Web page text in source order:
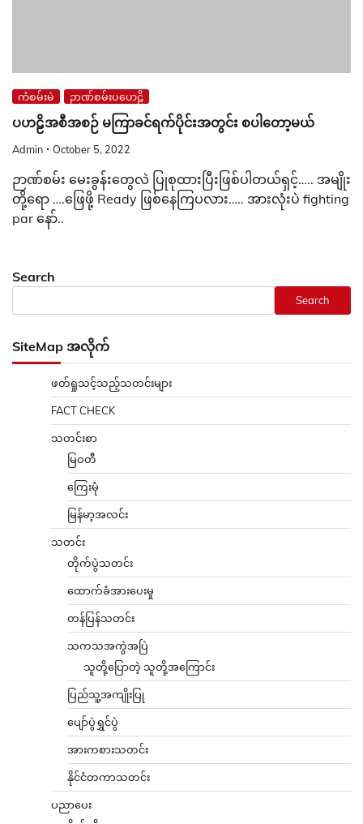
ကံစမ်းမဲ ဉာဏ်စမ်းပဟေဠိ
ပဟဠိအစီအစဉ် မကြာခင်ရက်ပိုင်းအတွင်း စပါတော့မယ်
Admin October 5, 2022
ဉာဏ်စမ်း မေးခွန်းတွေလဲ ပြုစုထားပြီးဖြစ်ပါတယ်ရှင့်….. အမျိုး
တို့ရော ….ဖြေဖို့ Ready ဖြစ်နေကြပလား….. အားလုံးပဲ fighting
par နော်..
Search
Search
SiteMap အလိုက်
ဖတ်ရှုသင့်သည့်သတင်းများ
FACT CHECK
သတင်းစာ
မြဝတီ
ကြေးမုံ
မြန်မာ့အလင်း
သတင်း
တိုက်ပွဲသတင်း
ထောက်ခံအားပေးမှု
တန်ပြန်သတင်း
သကသအကွဲအပြဲ
သူတို့ပြောတဲ့ သူတို့အကြောင်း
ပြည်သူ့အကျိုးပြု
ပျော်ပွဲရွှင်ပွဲ
အားကစားသတင်း
နိုင်ငံတကာသတင်း
ပညာပေး